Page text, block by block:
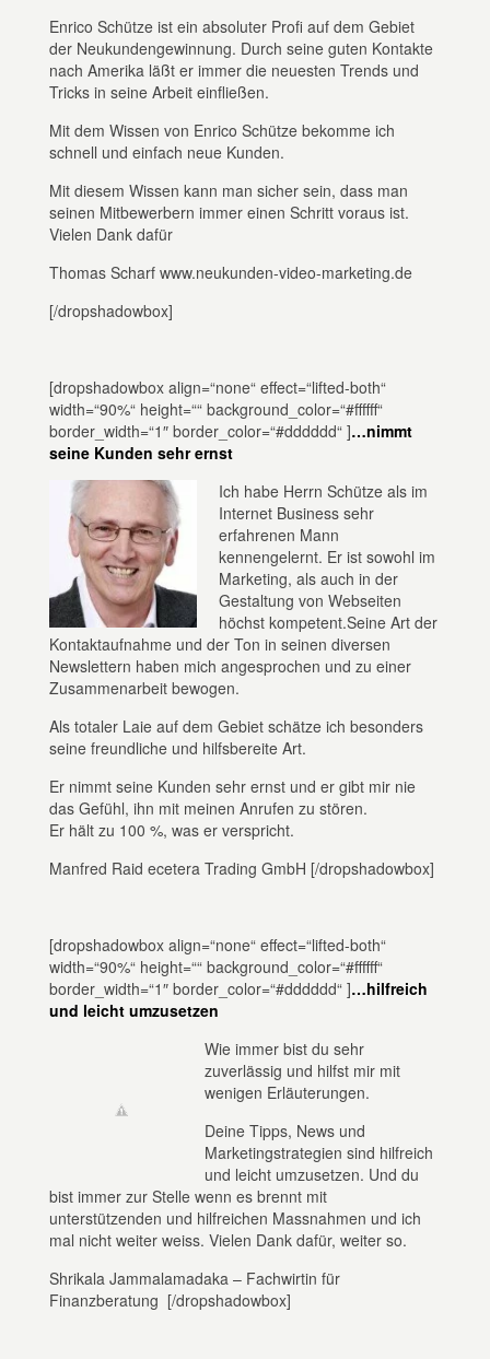
Enrico Schütze ist ein absoluter Profi auf dem Gebiet
der Neukundengewinnung. Durch seine guten Kontakte
nach Amerika läßt er immer die neuesten Trends und
Tricks in seine Arbeit einfließen.
Mit dem Wissen von Enrico Schütze bekomme ich
schnell und einfach neue Kunden.
Mit diesem Wissen kann man sicher sein, dass man
seinen Mitbewerbern immer einen Schritt voraus ist.
Vielen Dank dafür
Thomas Scharf www.neukunden-video-marketing.de
[/dropshadowbox]
[dropshadowbox align=“none“ effect=“lifted-both“
width=“90%“ height=““ background_color=“#ffffff“
border_width=“1″ border_color=“#dddddd“ ]…nimmt
seine Kunden sehr ernst
Ich habe Herrn Schütze als im
Internet Business sehr
erfahrenen Mann
kennengelernt. Er ist sowohl im
Marketing, als auch in der
Gestaltung von Webseiten
höchst kompetent.Seine Art der
Kontaktaufnahme und der Ton in seinen diversen
Newslettern haben mich angesprochen und zu einer
Zusammenarbeit bewogen.
Als totaler Laie auf dem Gebiet schätze ich besonders
seine freundliche und hilfsbereite Art.
Er nimmt seine Kunden sehr ernst und er gibt mir nie
das Gefühl, ihn mit meinen Anrufen zu stören.
Er hält zu 100 %, was er verspricht.
Manfred Raid ecetera Trading GmbH [/dropshadowbox]
[dropshadowbox align=“none“ effect=“lifted-both“
width=“90%“ height=““ background_color=“#ffffff“
border_width=“1″ border_color=“#dddddd“ ]…hilfreich
und leicht umzusetzen
Wie immer bist du sehr
zuverlässig und hilfst mir mit
wenigen Erläuterungen.
Deine Tipps, News und
Marketingstrategien sind hilfreich
und leicht umzusetzen. Und du
bist immer zur Stelle wenn es brennt mit
unterstützenden und hilfreichen Massnahmen und ich
mal nicht weiter weiss. Vielen Dank dafür, weiter so.
Shrikala Jammalamadaka – Fachwirtin für
Finanzberatung [/dropshadowbox]